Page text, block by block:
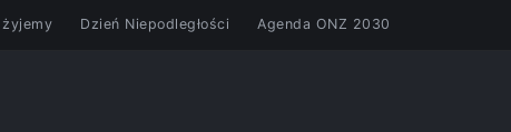
Dzień Niepodległości Agenda ONZ 2030